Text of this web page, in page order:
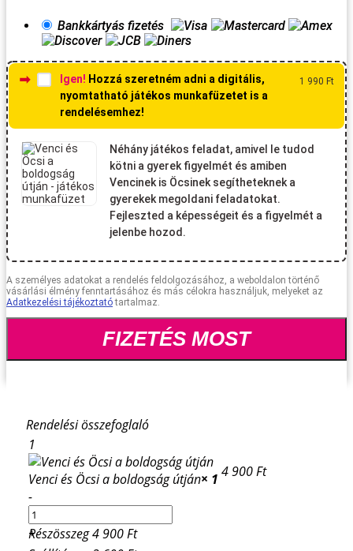
Bankkártyás fizetés
Igen! Hozzá szeretném adni a digitális,
nyomtatható játékos munkafüzetet is a
rendelésemhez!
1 990 Ft
Néhány játékos feladat, amivel le tudod
kötni a gyerek figyelmét és amiben
Vencinek is Öcsinek segítheteknek a
gyerekek megoldani feladatokat.
Fejleszted a képességeit és a figyelmét a
jelenbe hozod.
A személyes adatokat a rendelés feldolgozásához, a weboldalon történő
vásárlási élmény fenntartásához és más célokra használjuk, melyeket az
Adatkezelési tájékoztatótartalmaz.
FIZETÉS MOST
Rendelési összefoglaló
1
Venci és Öcsi a boldogság útján× 1
-
+
4 900Ft
Részösszeg4 900Ft